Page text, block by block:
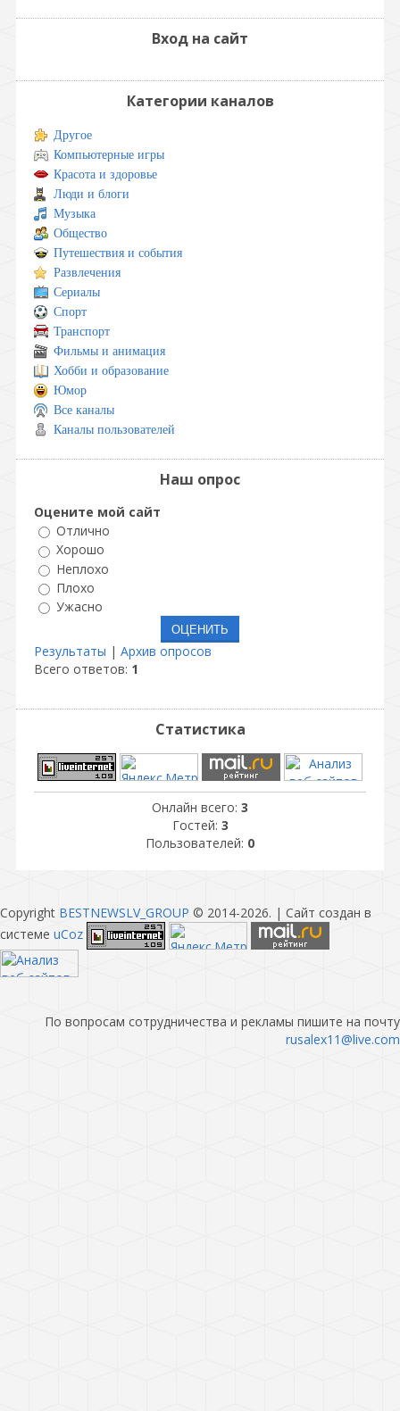
Вход на сайт
Категории каналов
Другое
Компьютерные игры
Красота и здоровье
Люди и блоги
Музыка
Общество
Путешествия и события
Развлечения
Сериалы
Спорт
Транспорт
Фильмы и анимация
Хобби и образование
Юмор
Все каналы
Каналы пользователей
Наш опрос
Оцените мой сайт
Отлично
Хорошо
Неплохо
Плохо
Ужасно
Результаты | Архив опросов
Всего ответов: 1
Статистика
Онлайн всего: 3
Гостей: 3
Пользователей: 0
Copyright BESTNEWSLV_GROUP © 2014-2026. | Сайт создан в
системе uCoz
По вопросам сотрудничества и рекламы пишите на почту
rusalex11@live.com